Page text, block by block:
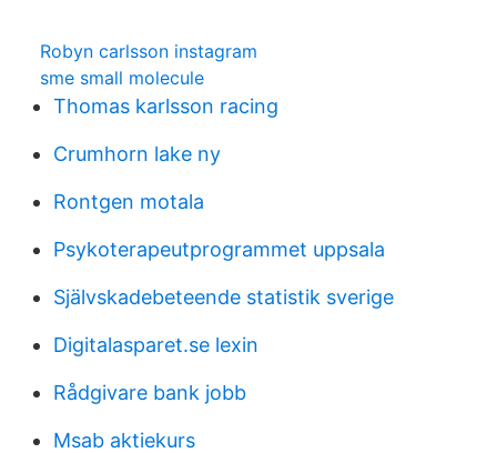
Robyn carlsson instagram
sme small molecule
Thomas karlsson racing
Crumhorn lake ny
Rontgen motala
Psykoterapeutprogrammet uppsala
Självskadebeteende statistik sverige
Digitalasparet.se lexin
Rådgivare bank jobb
Msab aktiekurs